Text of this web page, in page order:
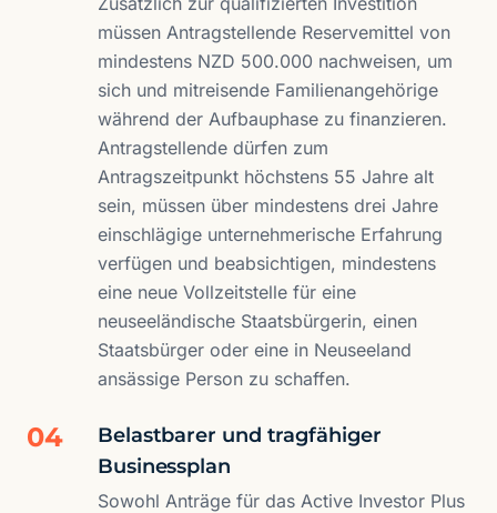
müssen Antragstellende Reservemittel von
mindestens NZD 500.000 nachweisen, um
sich und mitreisende Familienangehörige
während der Aufbauphase zu finanzieren.
Antragstellende dürfen zum
Antragszeitpunkt höchstens 55 Jahre alt
sein, müssen über mindestens drei Jahre
einschlägige unternehmerische Erfahrung
verfügen und beabsichtigen, mindestens
eine neue Vollzeitstelle für eine
neuseeländische Staatsbürgerin, einen
Staatsbürger oder eine in Neuseeland
ansässige Person zu schaffen.
04
Belastbarer und tragfähiger
Businessplan
Sowohl Anträge für das Active Investor Plus